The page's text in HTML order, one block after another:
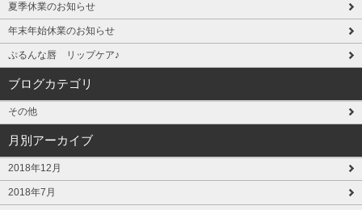
夏季休業のお知らせ
年末年始休業のお知らせ
ぷるんな唇 リップケア♪
ブログカテゴリ
その他
月別アーカイブ
2018年12月
2018年7月